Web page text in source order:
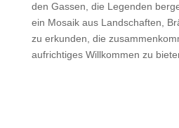
den Gassen, die Legenden
ein Mosaik aus Landschaften,
zu erkunden, die
aufrichtiges Willkommen zu